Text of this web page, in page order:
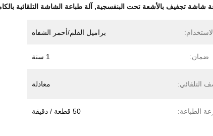
شاشة تجفيف بالأشعة تحت البنفسجية, آلة طباعة الشاشة التلقائية
براميل القلم/أحمر الشفاه
ضمان: 1 سنة
التلقائي: معادلة
الطباعة: 50 قطعة / دقيقة